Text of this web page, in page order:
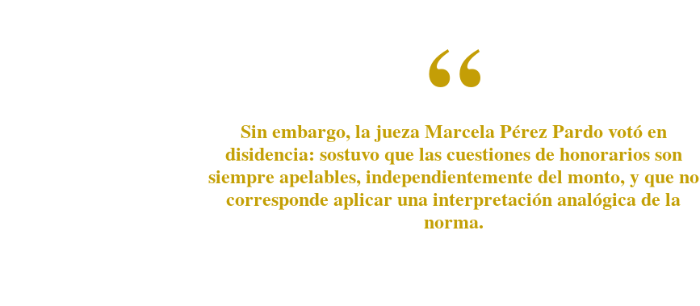
Sin embargo, la jueza Marcela Pérez Pardo votó en
disidencia: sostuvo que las cuestiones de honorarios son
siempre apelables, independientemente del monto, y que no
corresponde aplicar una interpretación analógica de la
norma.